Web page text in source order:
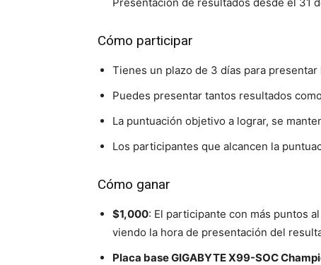
Cómo participar
Tienes un plazo de 3 días para
Puedes presentar tantos resultados
La puntuación objetivo a lograr, se
Los participantes que alcancen la
Cómo ganar
$1,000: El participante con más puntos
viendo la hora de presentación del
Placa base GIGABYTE X99-SOC